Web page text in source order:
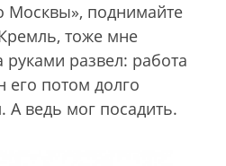
Москвы», поднимайте
тоже мне
развел: работа
его потом долго
А ведь мог посадить.